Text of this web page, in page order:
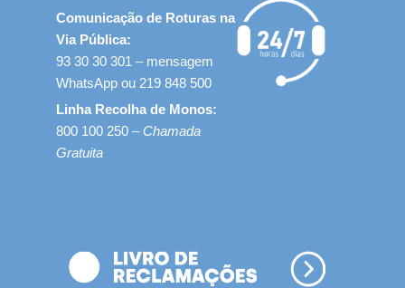
Comunicação de Roturas na
Via Pública:
93 30 30 301 – mensagem
WhatsApp ou 219 848 500
Linha Recolha de Monos:
800 100 250 – Chamada
Gratuita